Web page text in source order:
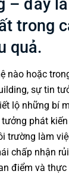
– đây
trong
quả.
nào hoặc
, sự tin
lộ những bí
phát
trường làm
chấp nhận
điểm và